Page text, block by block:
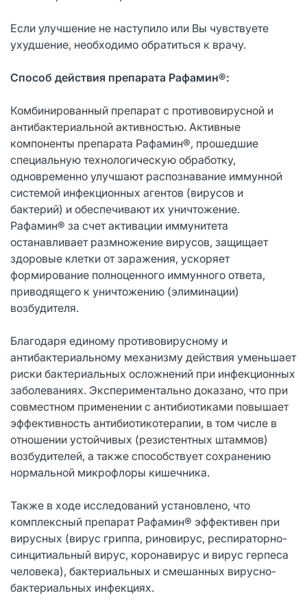
Если улучшение не наступило или Вы чувствуете
ухудшение, необходимо обратиться к врачу.
Способ действия препарата Рафамин®:
Комбинированный препарат с противовирусной и
антибактериальной активностью. Активные
компоненты препарата Рафамин®, прошедшие
специальную технологическую обработку,
одновременно улучшают распознавание иммунной
системой инфекционных агентов (вирусов и
бактерий) и обеспечивают их уничтожение.
Рафамин® за счет активации иммунитета
останавливает размножение вирусов, защищает
здоровые клетки от заражения, ускоряет
формирование полноценного иммунного ответа,
приводящего к уничтожению (элиминации)
возбудителя.
Благодаря единому противовирусному и
антибактериальному механизму действия уменьшает
риски бактериальных осложнений при инфекционных
заболеваниях. Экспериментально доказано, что при
совместном применении с антибиотиками повышает
эффективность антибиотикотерапии, в том числе в
отношении устойчивых (резистентных штаммов)
возбудителей, а также способствует сохранению
нормальной микрофлоры кишечника.
Также в ходе исследований установлено, что
комплексный препарат Рафамин® эффективен при
вирусных (вирус гриппа, риновирус, респираторно-
синцитиальный вирус, коронавирус и вирус герпеса
человека), бактериальных и смешанных вирусно-
бактериальных инфекциях.